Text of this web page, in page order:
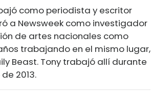
como periodista y escritor
a Newsweek como investigador
de artes nacionales como
trabajando en el mismo lugar,
Beast. Tony trabajó allí durante
2013.